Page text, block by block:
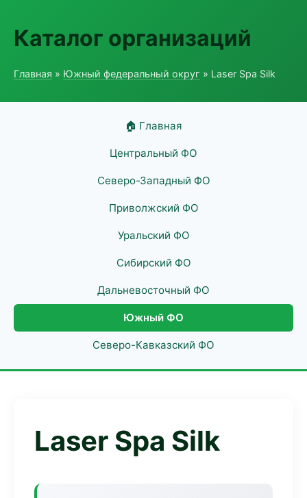
Каталог организаций
Главная » Южный федеральный округ » Laser Spa Silk
🏠 Главная
Центральный ФО
Северо-Западный ФО
Приволжский ФО
Уральский ФО
Сибирский ФО
Дальневосточный ФО
Южный ФО
Северо-Кавказский ФО
Laser Spa Silk